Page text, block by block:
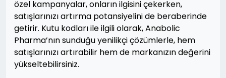
özel kampanyalar, onların ilgisini çekerken,
satışlarınızı artırma potansiyelini de beraberinde
getirir. Kutu kodları ile ilgili olarak, Anabolic
Pharma’nın sunduğu yenilikçi çözümlerle, hem
satışlarınızı artırabilir hem de markanızın değerini
yükseltebilirsiniz.